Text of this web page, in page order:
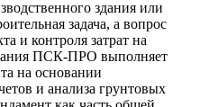
здания или
задача, а вопрос
и контроля затрат на
ПСК-ПРО выполняет
на основании
и анализа грунтовых